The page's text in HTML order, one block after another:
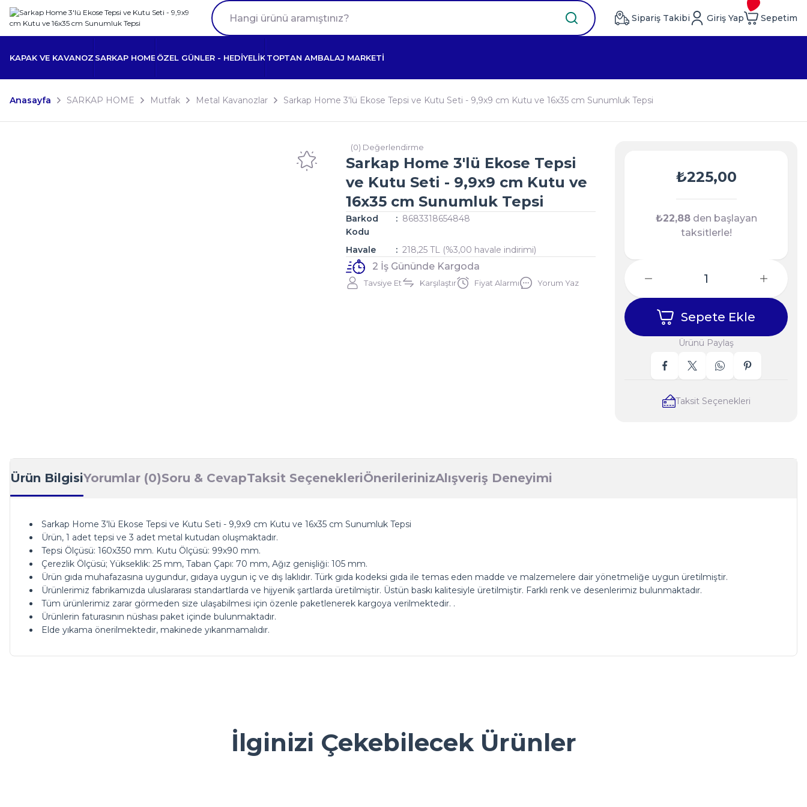
Sipariş Takibi Giriş Yap Sepetim
KAPAK VE KAVANOZ SARKAP HOME ÖZEL GÜNLER - HEDİYELİK TOPTAN AMBALAJ MARKETİ
Anasayfa SARKAP HOME Mutfak Metal Kavanozlar Sarkap Home 3'lü Ekose Tepsi ve Kutu Seti - 9,9x9 cm Kutu ve 16x35 cm Sunumluk Tepsi
(0) Değerlendirme
Sarkap Home 3'lü Ekose Tepsi
ve Kutu Seti - 9,9x9 cm Kutu ve
16x35 cm Sunumluk Tepsi
Barkod
Kodu
8683318654848
Havale 218,25 TL (%3,00 havale indirimi)
2 İş Gününde Kargoda
Tavsiye Et Karşılaştır Fiyat Alarmı Yorum Yaz
₺225,00
₺22,88den başlayan
taksitlerle!
Sepete Ekle
Ürünü Paylaş
Taksit Seçenekleri
Ürün BilgisiYorumlar (0)Soru & CevapTaksit SeçenekleriÖnerilerinizAlışveriş Deneyimi
Sarkap Home 3'lü Ekose Tepsi ve Kutu Seti - 9,9x9 cm Kutu ve 16x35 cm Sunumluk Tepsi
Ürün, 1 adet tepsi ve 3 adet metal kutudan oluşmaktadır.
Tepsi Ölçüsü: 160x350 mm. Kutu Ölçüsü: 99x90 mm.
Çerezlik Ölçüsü; Yükseklik: 25 mm, Taban Çapı: 70 mm, Ağız genişliği: 105 mm.
Ürün gıda muhafazasına uygundur, gıdaya uygun iç ve dış laklıdır. Türk gıda kodeksi gıda ile temas eden madde ve malzemelere dair yönetmeliğe uygun üretilmiştir.
Ürünlerimiz fabrikamızda uluslararası standartlarda ve hijyenik şartlarda üretilmiştir. Üstün baskı kalitesiyle üretilmiştir. Farklı renk ve desenlerimiz bulunmaktadır.
Tüm ürünlerimiz zarar görmeden size ulaşabilmesi için özenle paketlenerek kargoya verilmektedir. .
Ürünlerin faturasının nüshası paket içinde bulunmaktadır.
Elde yıkama önerilmektedir, makinede yıkanmamalıdır.
Yorum Yaz
Soru Sor
İlginizi Çekebilecek Ürünler